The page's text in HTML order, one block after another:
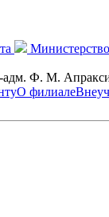
адм. Ф. М.
О филиале